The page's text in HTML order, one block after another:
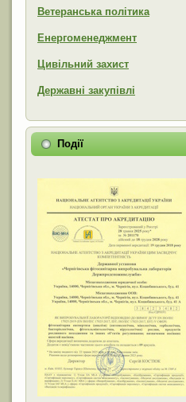
Ветеранська політика
Енергоменеджмент
Цивільний захист
Державні закупівлі
Події